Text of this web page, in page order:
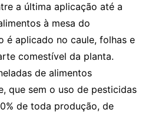
a última aplicação até a
à mesa do
é aplicado no caule, folhas e
comestível da planta.
de alimentos
que sem o uso de pesticidas
de toda produção, de